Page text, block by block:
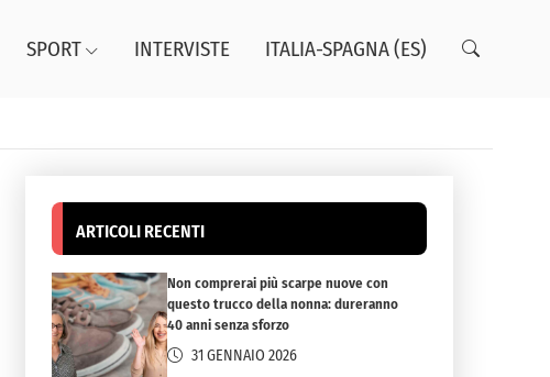
SPORT INTERVISTE ITALIA-SPAGNA (ES)
ARTICOLI RECENTI
Non comprerai più scarpe nuove con
questo trucco della nonna: dureranno
40 anni senza sforzo
31 GENNAIO 2026